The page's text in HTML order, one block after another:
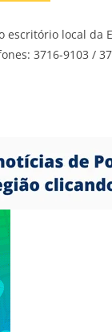
local da
3716-9103 /